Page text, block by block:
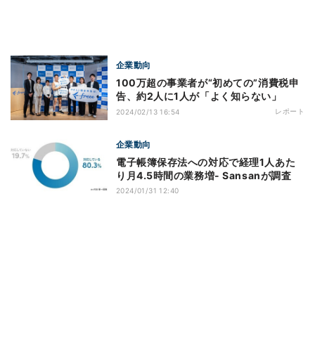
企業動向
100万超の事業者が“初めての”消費税申
告、約2人に1人が「よく知らない」
2024/02/13 16:54 レポート
企業動向
電子帳簿保存法への対応で経理1人あた
り月4.5時間の業務増- Sansanが調査
2024/01/31 12:40